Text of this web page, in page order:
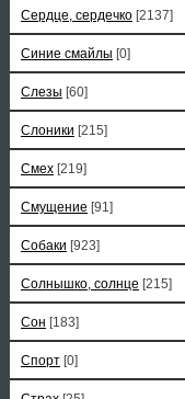
Сердце, сердечко [2137]
Синие смайлы [0]
Слезы [60]
Слоники [215]
Смех [219]
Смущение [91]
Собаки [923]
Солнышко, солнце [215]
Сон [183]
Спорт [0]